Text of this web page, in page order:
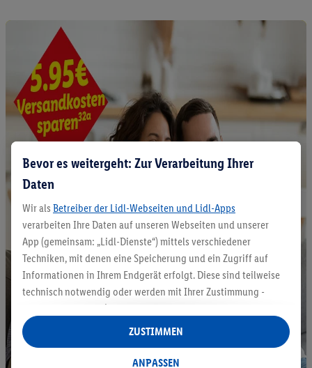
Bevor es weitergeht: Zur Verarbeitung Ihrer
Daten
Wir als Betreiber der Lidl-Webseiten und Lidl-Apps
verarbeiten Ihre Daten auf unseren Webseiten und unserer
App (gemeinsam: „Lidl-Dienste“) mittels verschiedener
Techniken, mit denen eine Speicherung und ein Zugriff auf
Informationen in Ihrem Endgerät erfolgt. Diese sind teilweise
technisch notwendig oder werden mit Ihrer Zustimmung -
auch durch Partner (u.a.
Verantwortliche; im Zusammenhang mit dem IAB TCF
insgesamt
Statistik-Erstellung oder für personalisierte Werbung
ANPASSEN
ZUSTIMMEN